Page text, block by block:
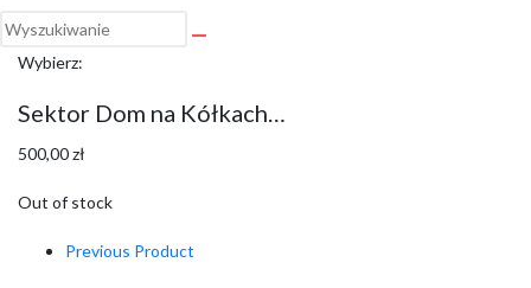
Wybierz:
Sektor Dom na Kółkach…
500,00zł
Out of stock
Previous Product